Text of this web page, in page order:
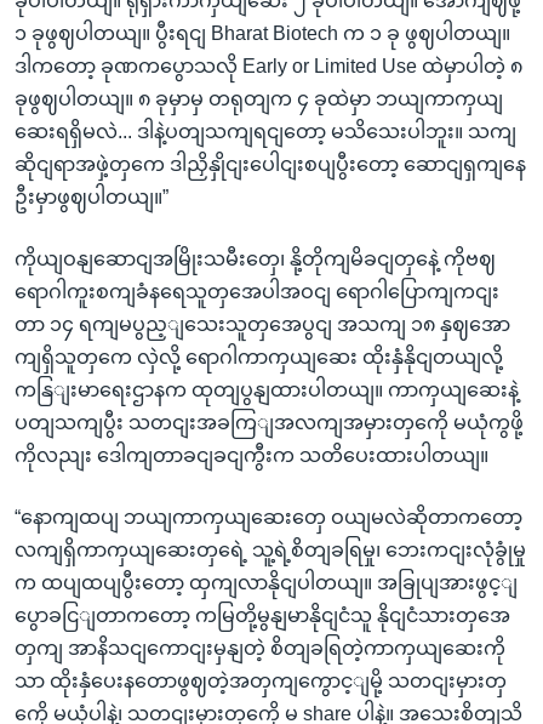
၁ ခုဖွဈပါတယျ။ ပွီးရငျ Bharat Biotech က ၁ ခု ဖွဈပါတယျ။
ဒါကတော့ ခုဏကပွောသလို Early or Limited Use ထဲမှာပါတဲ့ ၈
ခုဖွဈပါတယျ။ ၈ ခုမှာမှ တရုတျက ၄ ခုထဲမှာ ဘယျကာကှယျ
ဆေးရရှိမလဲ... ဒါနဲ့ပတျသကျရငျတော့ မသိသေးပါဘူး။ သကျ
ဆိုငျရာအဖှဲ့တှကေ ဒါညှိနှိုငျးပေါငျးစပျပွီးတော့ ဆောငျရှကျနေ
ဦးမှာဖွဈပါတယျ။”
ကိုယျဝနျဆောငျအမြိုးသမီးတှေ၊ နို့တိုကျမိခငျတှနေဲ့ ကိုဗဈ
ရောဂါကူးစကျခံနရေသူတှအေပါအဝငျ ရောဂါပြောကျကငျး
တာ ၁၄ ရကျမပွည့ျသေးသူတှအေပွငျ အသကျ ၁၈ နှဈအော
ကျရှိသူတှကေ လှဲလို့ ရောဂါကာကှယျဆေး ထိုးနှံနိုငျတယျလို့
ကနြျးမာရေးဌာနက ထုတျပွနျထားပါတယျ။ ကာကှယျဆေးနဲ့
ပတျသကျပွီး သတငျးအခကြျအလကျအမှားတှကေို မယုံကွဖို့
ကိုလညျး ဒေါကျတာခငျခငျကွီးက သတိပေးထားပါတယျ။
“နောကျထပျ ဘယျကာကှယျဆေးတှေ ဝယျမလဲဆိုတာကတော့
လကျရှိကာကှယျဆေးတှရေဲ့ သူ့ရဲ့စိတျခရြမှု၊ ဘေးကငျးလုံခွုံမှု
က ထပျထပျပွီးတော့ ထှကျလာနိုငျပါတယျ။ အခြုပျအားဖွင့ျ
ပွောခငြျတာကတော့ ကမြတို့မွနျမာနိုငျငံသူ နိုငျငံသားတှအေ
တှကျ အာနိသငျကောငျးမှနျတဲ့ စိတျခရြတဲ့ကာကှယျဆေးကို
သာ ထိုးနှံပေးနတောဖွဈတဲ့အတှကျကွောင့ျမို့ သတငျးမှားတှ
ကေို မယုံပါနဲ့၊ သတငျးမှားတှကေို မ share ပါနဲ့။ အသေးစိတျသိ